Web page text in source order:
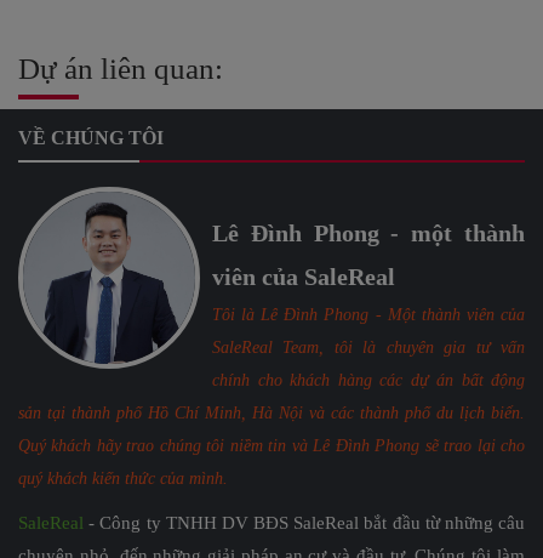
Dự án liên quan:
VỀ CHÚNG TÔI
Lê Đình Phong - một thành
viên của SaleReal
Tôi là Lê Đình Phong - Một thành viên của
SaleReal Team, tôi là chuyên gia tư vấn
chính cho khách hàng các dự án bất động
sản tại thành phố Hồ Chí Minh, Hà Nội và các thành phố du lịch biển.
Quý khách hãy trao chúng tôi niềm tin và Lê Đình Phong sẽ trao lại cho
quý khách kiến thức của mình.
SaleReal - Công ty TNHH DV BĐS SaleReal bắt đầu từ những câu